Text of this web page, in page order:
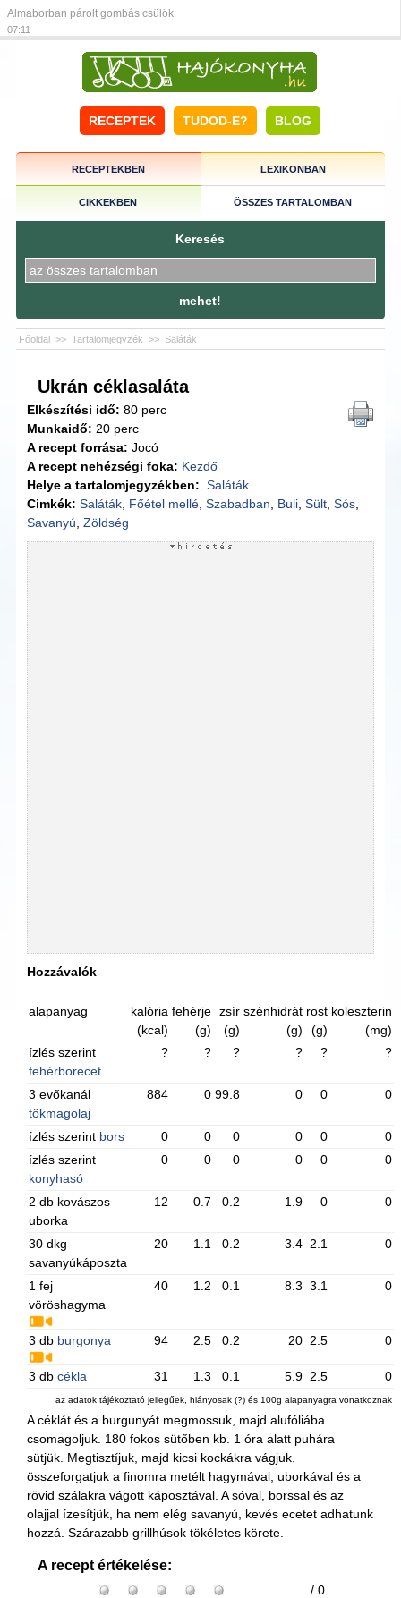
Almaborban párolt gombás csülök
07:11
RECEPTEK TUDOD-E? BLOG
RECEPTEKBEN LEXIKONBAN
CIKKEKBEN ÖSSZES TARTALOMBAN
Keresés
mehet!
Főoldal >> Tartalomjegyzék >> Saláták
Ukrán céklasaláta
Elkészítési idő: 80 perc
Munkaidő: 20 perc
A recept forrása: Jocó
A recept nehézségi foka: Kezdő
Helye a tartalomjegyzékben: Saláták
Cimkék: Saláták Főétel mellé ,Szabadban Buli ,Sült ,Sós
Savanyú ,Zöldség
Hozzávalók
alapanyag
kalória
(kcal)
fehérje
(g)
zsír
(g)
szénhidrát
(g)
rost
(g)
koleszterin
(mg)
ízlés szerint
fehérborecet
? ? ? ? ? ?
3 evőkanál
tökmagolaj
884 0 99.8 0 0 0
ízlés szerint bors 0 0 0 0 0
0
ízlés szerint
konyhasó
0 0 0 0 0 0
2 db kovászos
uborka
12 0.7 0.2 1.9 0 0
30 dkg
savanyúkáposzta
20 1.1 0.2 3.4 2.1 0
1 fej
vöröshagyma
40 1.2 0.1 8.3 3.1 0
3 db burgonya 94 2.5 0.2 20 2.5 0
3 dbcékla 31 1.3 0.1 5.9 2.5 0
az adatok tájékoztató jellegűek, hiányosak (?) és 100g alapanyagra vonatkoznak
A céklát és a burgunyát megmossuk, majd alufóliába
csomagoljuk. 180 fokos sütőben kb. 1 óra alatt puhára
sütjük. Megtisztíjuk, majd kicsi kockákra vágjuk.
összeforgatjuk a finomra metélt hagymával, uborkával és a
rövid szálakra vágott káposztával. A sóval, borssal és az
olajjal ízesítjük, ha nem elég savanyú, kevés ecetet adhatunk
hozzá. Szárazabb grillhúsok tökéletes körete.
A recept értékelése:
/ 0